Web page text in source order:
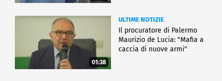
01:38
ULTIME NOTIZIE
Il procuratore di Palermo
Maurizio de Lucia: "Mafia a
caccia di nuove armi"